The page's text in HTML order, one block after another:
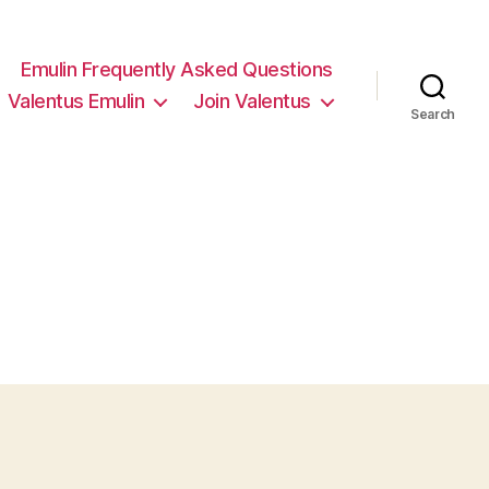
Emulin Frequently Asked Questions
Valentus Emulin
Join Valentus
Search